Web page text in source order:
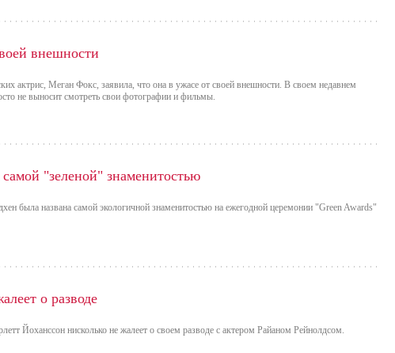
внешности
актрис, Меган Фокс, заявила, что она в ужасе от своей внешности. В своем недавнем
не выносит смотреть свои фотографии и фильмы.
"зеленой" знаменитостью
была названа самой экологичной знаменитостью на ежегодной церемонии "Green Awards"
о разводе
Йоханссон нисколько не жалеет о своем разводе с актером Райаном Рейнолдсом.